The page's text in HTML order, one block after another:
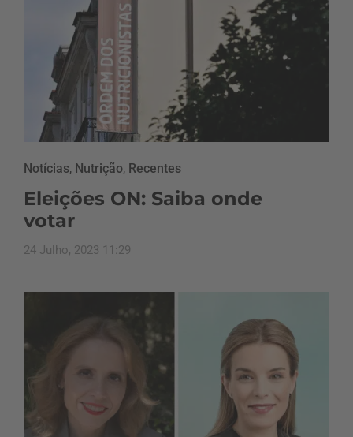
Notícias, Nutrição, Recentes
Eleições ON: Saiba onde
votar
24 Julho, 2023 11:29